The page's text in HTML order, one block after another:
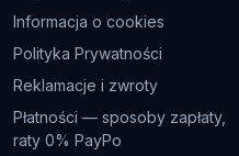
Informacja o cookies
Polityka Prywatności
Reklamacje i zwroty
Płatności — sposoby zapłaty,
raty 0% PayPo